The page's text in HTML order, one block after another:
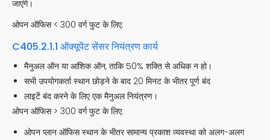
जाएंगे।
ओपन ऑफिस < 300 वर्ग फुट के लिए:
C405.2.1.1 ऑक्यूपेंट सेंसर नियंत्रण कार्य
मैनुअल ऑन या आंशिक ऑन, ताकि 50% शक्ति से अधिक न हो।
सभी उपयोगकर्ता स्थान छोड़ने के बाद 20 मिनट के भीतर पूर्ण बंद
लाइटें बंद करने के लिए एक मैनुअल नियंत्रण।
ओपन ऑफिस > 300 वर्ग फुट के लिए:
ओपन प्लान ऑफिस स्थान के भीतर सामान्य प्रकाश व्यवस्था को अलग-अलग